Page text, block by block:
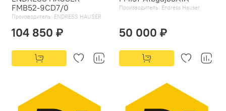
FMB52-9CD7/0
Производитель: ENDRESS HAUSER
104 850 ₽
Производитель: Endress Hauser
50 000 ₽